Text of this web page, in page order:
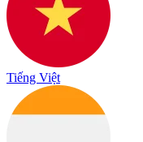
Tiếng Việt